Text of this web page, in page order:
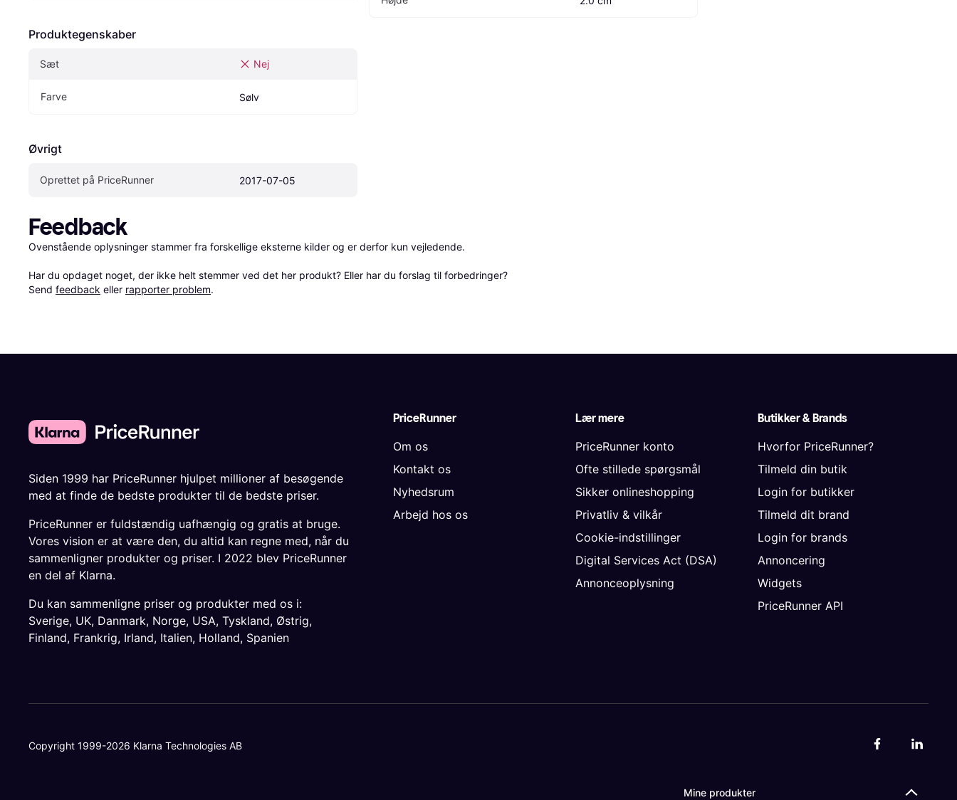
Produktegenskaber
Sæt Nej
Farve Sølv
Øvrigt
Oprettet på PriceRunner 2017-07-05
Feedback
Ovenstående oplysninger stammer fra forskellige eksterne kilder og er derfor kun vejledende.
Har du opdaget noget, der ikke helt stemmer ved det her produkt? Eller har du forslag til forbedringer?
Send feedback eller rapporter problem.
Mine produkter
PriceRunner
Om os
Kontakt os
Nyhedsrum
Arbejd hos os
Lær mere
PriceRunner konto
Ofte stillede spørgsmål
Sikker onlineshopping
Privatliv & vilkår
Cookie-indstillinger
Digital Services Act (DSA)
Annonceoplysning
Butikker & Brands
Hvorfor PriceRunner?
Tilmeld din butik
Login for butikker
Tilmeld dit brand
Login for brands
Annoncering
Widgets
PriceRunner API
Siden 1999 har PriceRunner hjulpet millioner af besøgende
med at finde de bedste produkter til de bedste priser.
PriceRunner er fuldstændig uafhængig og gratis at bruge.
Vores vision er at være den, du altid kan regne med, når du
sammenligner produkter og priser. I 2022 blev PriceRunner
en del af Klarna.
Du kan sammenligne priser og produkter med os i:
Sverige, UK, Danmark, Norge, USA, Tyskland, Østrig,
Finland, Frankrig, Irland, Italien, Holland, Spanien
Copyright 1999-2026 Klarna Technologies AB